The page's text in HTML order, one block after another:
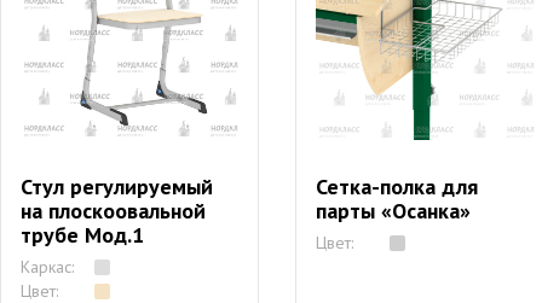
Стул регулируемый
на плоскоовальной
трубе Мод.1
Каркас:
Цвет:
Сетка-полка для
парты «Осанка»
Цвет: